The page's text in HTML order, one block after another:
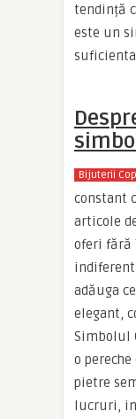
tendință
este un
Bijuterii
constant
articole
oferi fără
indiferent
adăuga
elegant,
Simbolul
o
pietre
lucruri,